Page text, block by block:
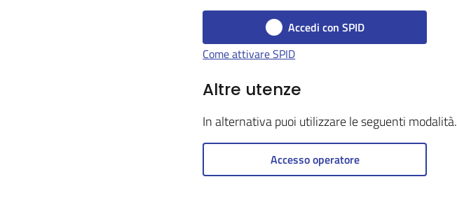
Accedi con SPID
Come attivare SPID
Altre utenze
In alternativa puoi utilizzare le seguenti modalità.
Accesso operatore